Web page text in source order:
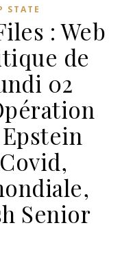
STATE
: Web
de
02
Senior